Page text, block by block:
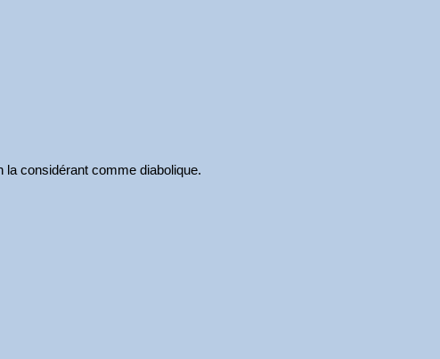
la considérant comme diabolique.